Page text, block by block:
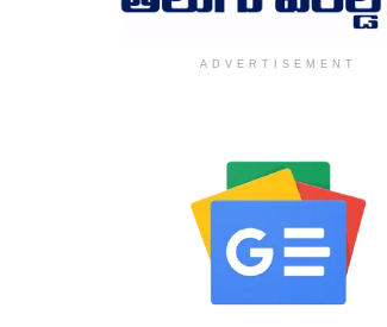
ADVERTISEMENT